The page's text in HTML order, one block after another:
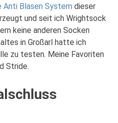
Anti Blasen System dieser
und seit ich Wrightsock
keine anderen Socken
in Großarl hatte ich
zu testen. Meine Favoriten
Stride.